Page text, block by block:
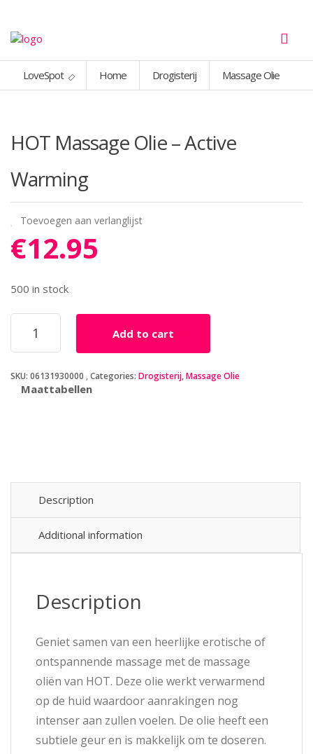
LoveSpot Home Drogisterij Massage Olie
HOT Massage Olie – Active
Warming
Toevoegen aan verlanglijst
€12.95
500 in stock
HOT
Massage
Olie
Active
Warming
Add to cart
SKU: 06131930000 Categories: Drogisterij,Massage Olie
Maattabellen
Description
Additional information
Description
Geniet samen van een heerlijke erotische of
ontspannende massage met de massage
oliën van HOT. Deze olie werkt verwarmend
op de huid waardoor aanrakingen nog
intenser aan zullen voelen. De olie heeft een
subtiele geur en is makkelijk om te doseren.